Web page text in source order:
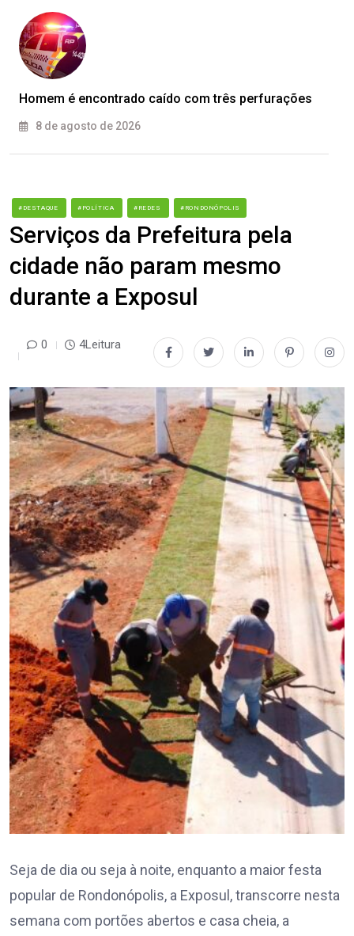
Homem é encontrado caído com três perfurações
8 de agosto de 2026
#DESTAQUE #POLÍTICA #REDES #RONDONÓPOLIS
Serviços da Prefeitura pela
cidade não param mesmo
durante a Exposul
0 4Leitura
Seja de dia ou seja à noite, enquanto a maior festa
popular de Rondonópolis, a Exposul, transcorre nesta
semana com portões abertos e casa cheia, a